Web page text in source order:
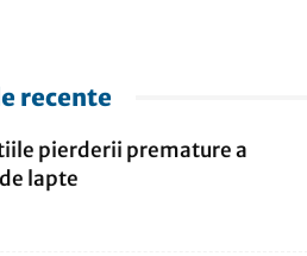
recente
pierderii premature a
lapte